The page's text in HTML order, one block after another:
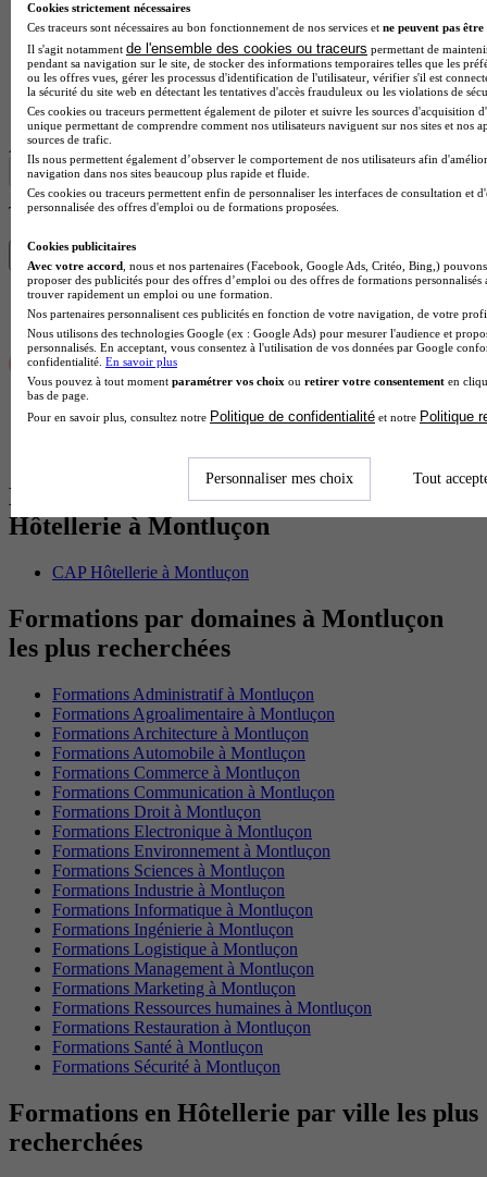
Lycée professionnel privé Saint-Joseph
Aucun avis
Montluçon
Voir l’établissement
Afficher plus de résultats
Trouve ton diplôme en 1 min avec Diplomeo !
Trouver mon école
Diplômes proposant des formations en
Hôtellerie à Montluçon
CAP Hôtellerie à Montluçon
Formations par domaines à Montluçon
les plus recherchées
Formations Administratif à Montluçon
Formations Agroalimentaire à Montluçon
Formations Architecture à Montluçon
Formations Automobile à Montluçon
Formations Commerce à Montluçon
Formations Communication à Montluçon
Formations Droit à Montluçon
Formations Electronique à Montluçon
Formations Environnement à Montluçon
Formations Sciences à Montluçon
Formations Industrie à Montluçon
Formations Informatique à Montluçon
Formations Ingénierie à Montluçon
Formations Logistique à Montluçon
Formations Management à Montluçon
Formations Marketing à Montluçon
Formations Ressources humaines à Montluçon
Formations Restauration à Montluçon
Formations Santé à Montluçon
Formations Sécurité à Montluçon
Formations en Hôtellerie par ville les plus
recherchées
Cookies strictement nécessaires
Ces traceurs sont nécessaires au bon fonctionnement de nos services et ne peuvent pas être
Il s'agit notamment de l'ensemble des cookies ou traceurs permettant de
pendant sa navigation sur le site, de stocker des informations temporaires telles que les
ou les offres vues, gérer les processus d'identification de l'utilisateur, vérifier s'il est
la sécurité du site web en détectant les tentatives d'accès frauduleux ou les violations de
Ces cookies ou traceurs permettent également de piloter et suivre les sources d'acquisition
unique permettant de comprendre comment nos utilisateurs naviguent sur nos sites et nos
sources de trafic.
Ils nous permettent également d’observer le comportement de nos utilisateurs afin
navigation dans nos sites beaucoup plus rapide et fluide.
Ces cookies ou traceurs permettent enfin de personnaliser les interfaces de consultation et
personnalisée des offres d'emploi ou de formations proposées.
Cookies publicitaires
Avec votre accord , nous et nos partenaires (Facebook, Google Ads, Critéo, Bing,)
proposer des publicités pour des offres d’emploi ou des offres de formations
trouver rapidement un emploi ou une formation.
Nos partenaires personnalisent ces publicités en fonction de votre navigation, de votre
Nous utilisons des technologies Google (ex : Google Ads) pour mesurer l'audience et
personnalisés. En acceptant, vous consentez à l'utilisation de vos données par Google
confidentialité. En savoir plus
Vous pouvez à tout moment paramétrer vos choix ou retirer votre consentement en
bas de page.
Pour en savoir plus, consultez notre Politique de confidentialité et notre Politique
Personnaliser mes choix Tout